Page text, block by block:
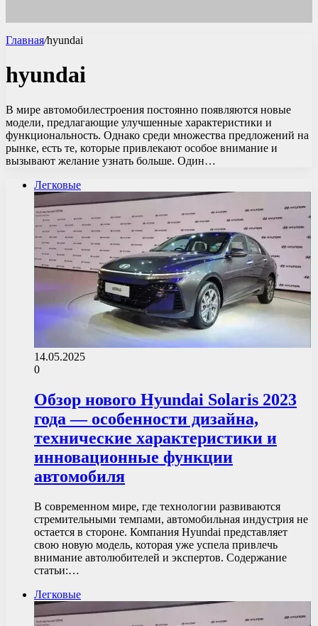
Главная/hyundai
hyundai
В мире автомобилестроения постоянно появляются новые
модели, предлагающие улучшенные характеристики и
функциональность. Однако среди множества предложений на
рынке, есть те, которые привлекают особое внимание и
вызывают желание узнать больше. Один…
Легковые
14.05.2025
0
Обзор нового Hyundai Solaris 2023
года — особенности дизайна,
технические характеристики и
инновационные функции
автомобиля
В современном мире, где технологии развиваются
стремительными темпами, автомобильная индустрия не
остается в стороне. Компания Hyundai представляет
свою новую модель, которая уже успела привлечь
внимание автолюбителей и экспертов. Содержание
статьи:…
Легковые